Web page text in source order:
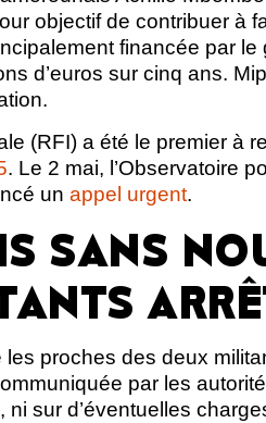
objectif de contribuer à
financée par
d’euros sur cinq ans.
(RFI) a été le premier à
. Le 2 mai, l’Observatoire
un appel urgent.
SANS
proches des deux
par les
ni sur d’éventuelles